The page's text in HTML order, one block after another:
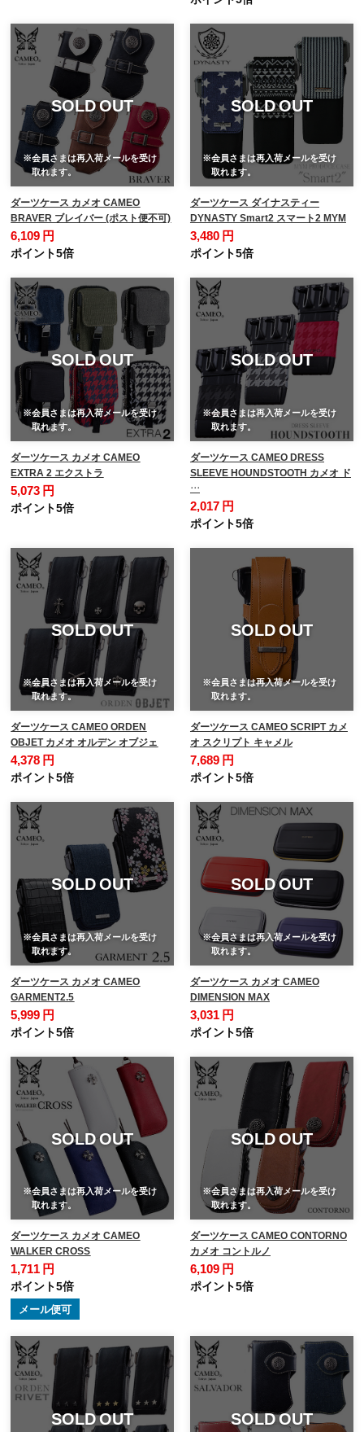
SOLD OUT
※会員さまは再入荷メールを受け
取れます。
ダーツケース カメオ CAMEO
BRAVER ブレイバー (ポスト便不可)
6,109 円
ポイント5倍
SOLD OUT
※会員さまは再入荷メールを受け
取れます。
ダーツケース ダイナスティー
DYNASTY Smart2 スマート2 MYM
3,480 円
ポイント5倍
SOLD OUT
※会員さまは再入荷メールを受け
取れます。
ダーツケース カメオ CAMEO
EXTRA 2 エクストラ
5,073 円
ポイント5倍
SOLD OUT
※会員さまは再入荷メールを受け
取れます。
ダーツケース CAMEO DRESS
SLEEVE HOUNDSTOOTH カメオ ド
…
2,017 円
ポイント5倍
SOLD OUT
※会員さまは再入荷メールを受け
取れます。
ダーツケース CAMEO ORDEN
OBJET カメオ オルデン オブジェ
4,378 円
ポイント5倍
SOLD OUT
※会員さまは再入荷メールを受け
取れます。
ダーツケース CAMEO SCRIPT カメ
オ スクリプト キャメル
7,689 円
ポイント5倍
SOLD OUT
※会員さまは再入荷メールを受け
取れます。
ダーツケース カメオ CAMEO
GARMENT2.5
5,999 円
ポイント5倍
SOLD OUT
※会員さまは再入荷メールを受け
取れます。
ダーツケース カメオ CAMEO
DIMENSION MAX
3,031 円
ポイント5倍
SOLD OUT
※会員さまは再入荷メールを受け
取れます。
ダーツケース カメオ CAMEO
WALKER CROSS
1,711 円
ポイント5倍
メール便可
SOLD OUT
※会員さまは再入荷メールを受け
取れます。
ダーツケース CAMEO CONTORNO
カメオ コントルノ
6,109 円
ポイント5倍
SOLD OUT SOLD OUT